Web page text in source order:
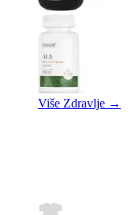
Više Zdravlje →